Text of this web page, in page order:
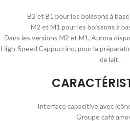
B2 et B1 pour les boissons à
M2 et M1 pour les boissons à
Dans les versions M2 et M1, Aurora
High-Speed Cappuccino, pour la
de lait.
Interface capacitive avec
Groupe café